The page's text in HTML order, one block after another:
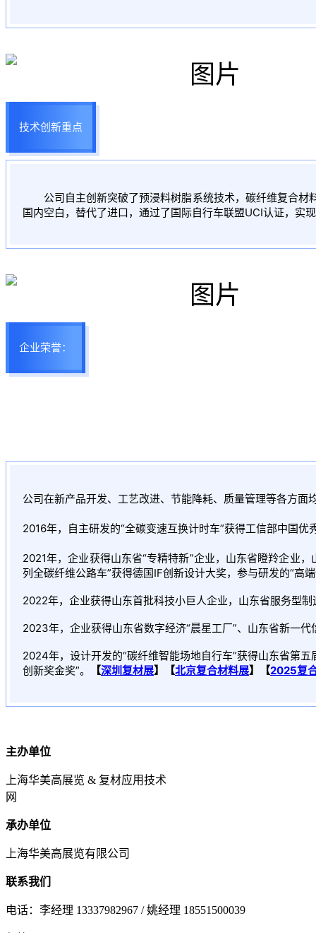
技术创新重点
公司自主创新突破了预浸料树脂系统技术，碳纤维复合材
国内空白，替代了进口，通过了国际自行车联盟UCI认证，实
企业荣誉：
公司在新产品开发、工艺改进、节能降耗、质量管理等各方
2016年，自主研发的“全碳变速互换计时车”获得工信部中国优
2021年，企业获得山东省“专精特新”企业，山东省瞪羚企业，
列全碳纤维公路车”获得德国IF创新设计大奖，参与研发的“高
2022年，企业获得山东首批科技小巨人企业，山东省服务型制
2023年，企业获得山东省数字经济“晨星工厂”、山东省新一
2024年，设计开发的“碳纤维智能场地自行车”获得山东省第
创新奖金奖”。
【深圳复材展】【北京复合材料展】【2025复
主办单位
上海华美高展览 & 复材应用技术
网
承办单位
上海华美高展览有限公司
联系我们
电话：李经理 13337982967 / 姚经理 18551500039